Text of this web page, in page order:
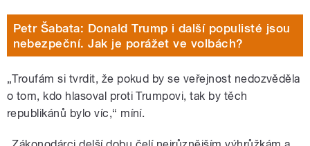
Petr Šabata: Donald Trump i další populisté jsou
nebezpeční. Jak je porážet ve volbách?
„Troufám si tvrdit, že pokud by se veřejnost nedozvěděla
o tom, kdo hlasoval proti Trumpovi, tak by těch
republikánů bylo víc,“ míní.